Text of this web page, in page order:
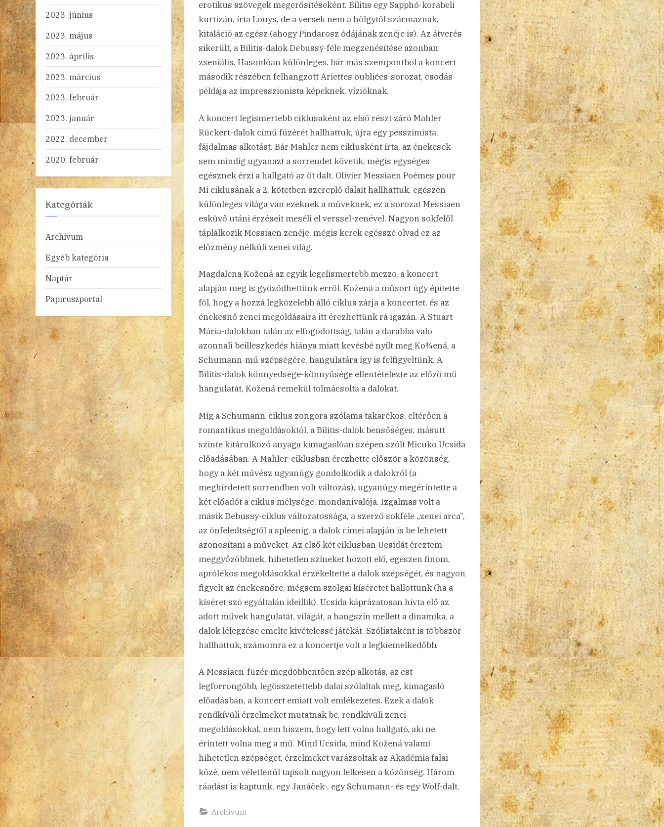
erotikus szövegek megerősítéseként. Bilitis egy Sapphó-korabeli
kurtizán, írta Louys, de a versek nem a hölgytől származnak,
kitaláció az egész (ahogy Pindarosz ódájának zenéje is). Az átverés
sikerült, a Bilitis-dalok Debussy-féle megzenésítése azonban
zseniális. Hasonlóan különleges, bár más szempontból a koncert
második részében felhangzott Ariettes oubliées-sorozat, csodás
példája az impresszionista képeknek, vízióknak.
A koncert legismertebb ciklusaként az első részt záró Mahler
Rückert-dalok című füzérét hallhattuk, újra egy pesszimista,
fájdalmas alkotást. Bár Mahler nem ciklusként írta, az énekesek
sem mindig ugyanazt a sorrendet követik, mégis egységes
egésznek érzi a hallgató az öt dalt. Olivier Messiaen Poémes pour
Mi ciklusának a 2. kötetben szereplő dalait hallhattuk, egészen
különleges világa van ezeknek a műveknek, ez a sorozat Messiaen
esküvő utáni érzéseit meséli el verssel-zenével. Nagyon sokfelől
táplálkozik Messiaen zenéje, mégis kerek egésszé olvad ez az
előzmény nélküli zenei világ.
Magdalena Kožená az egyik legelismertebb mezzo, a koncert
alapján meg is győződhettünk erről. Kožená a műsort úgy építette
föl, hogy a hozzá legközelebb álló ciklus zárja a koncertet, és az
énekesnő zenei megoldásaira itt érezhettünk rá igazán. A Stuart
Mária-dalokban talán az elfogódottság, talán a darabba való
azonnali beilleszkedés hiánya miatt kevésbé nyílt meg Ko¾ená, a
Schumann-mű szépségére, hangulatára így is felfigyeltünk. A
Bilitis-dalok könnyedsége-könnyűsége ellentételezte az előző mű
hangulatát, Kožená remekül tolmácsolta a dalokat.
Míg a Schumann-ciklus zongora szólama takarékos, eltérően a
romantikus megoldásoktól, a Bilitis-dalok bensőséges, másutt
szinte kitárulkozó anyaga kimagaslóan szépen szólt Micuko Ucsida
előadásában. A Mahler-ciklusban érezhette először a közönség,
hogy a két művész ugyanúgy gondolkodik a dalokról (a
meghirdetett sorrendben volt változás), ugyanúgy megérintette a
két előadót a ciklus mélysége, mondanivalója. Izgalmas volt a
másik Debussy-ciklus változatossága, a szerző sokféle „zenei arca”,
az önfeledtségtől a spleenig, a dalok címei alapján is be lehetett
azonosítani a műveket. Az első két ciklusban Ucsidát éreztem
meggyőzőbbnek, hihetetlen színeket hozott elő, egészen finom,
aprólékos megoldásokkal érzékeltette a dalok szépségét, és nagyon
figyelt az énekesnőre, mégsem szolgai kíséretet hallottunk (ha a
kíséret szó egyáltalán ideillik). Ucsida káprázatosan hívta elő az
adott művek hangulatát, világát, a hangszín mellett a dinamika, a
dalok lélegzése emelte kivételessé játékát. Szólistaként is többször
hallhattuk, számomra ez a koncertje volt a legkiemelkedőbb.
A Messiaen-füzér megdöbbentően szép alkotás, az est
legforrongóbb, legösszetettebb dalai szólaltak meg, kimagasló
előadásban, a koncert emiatt volt emlékezetes. Ezek a dalok
rendkívüli érzelmeket mutatnak be, rendkívüli zenei
megoldásokkal, nem hiszem, hogy lett volna hallgató, aki ne
érintett volna meg a mű. Mind Ucsida, mind Kožená valami
hihetetlen szépséget, érzelmeket varázsoltak az Akadémia falai
közé, nem véletlenül tapsolt nagyon lelkesen a közönség. Három
ráadást is kaptunk, egy Janáček-, egy Schumann- és egy Wolf-dalt.
Archívum
2023. június
2023. május
2023. április
2023. március
2023. február
2023. január
2022. december
2020. február
Kategóriák
Archívum
Egyéb kategória
Naptár
Papiruszportal